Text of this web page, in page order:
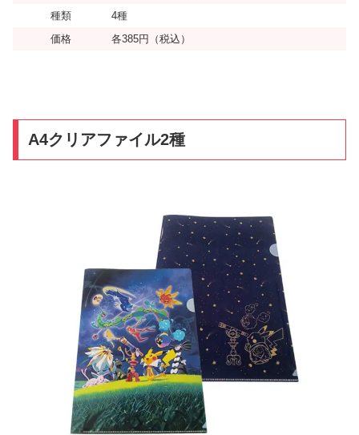
種類
4種
価格
各385円（税込）
A4クリアファイル2種